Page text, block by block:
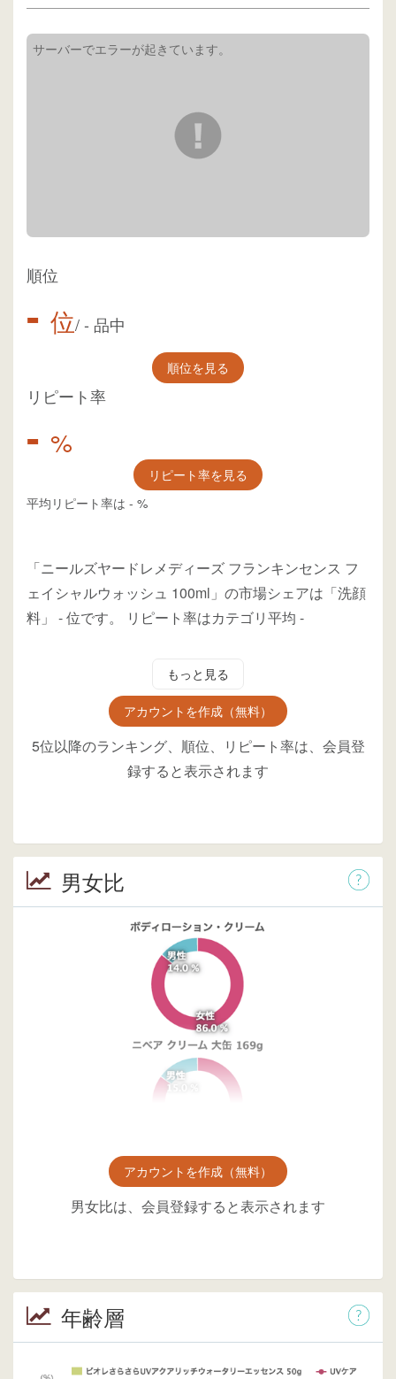
順位
- 位/- 品中
順位を見る
リピート率
- %
リピート率を見る
平均リピート率は - %
「ニールズヤードレメディーズ フランキンセンス フ
ェイシャルウォッシュ 100ml」の市場シェアは「洗顔
料」 -位です。 リピート率はカテゴリ平均 -
もっと見る
アカウントを作成（無料）
5位以降のランキング、順位、リピート率は、会員登
録すると表示されます
男女比
アカウントを作成（無料）
男女比は、会員登録すると表示されます
年齢層